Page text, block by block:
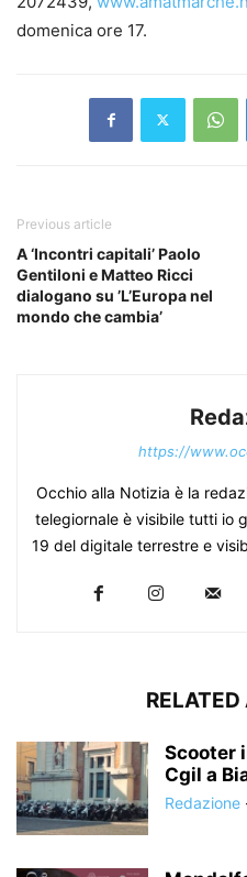
domenica ore 17.
Previous article
A ‘Incontri capitali’ Paolo
Gentiloni e Matteo Ricci
dialogano su ’L’Europa nel
mondo che cambia’
https://
Occhio alla Notizia è la
telegiornale è visibile tutti io
19 del digitale terrestre e
Scooter
Cgil a
Redazione